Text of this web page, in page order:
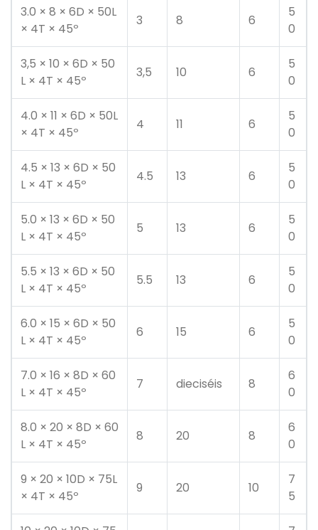
3.0 × 8 × 6D × 50L
× 4T × 45º
3 8 6
5
0
3,5 × 10 × 6D × 50
L × 4T × 45º
3,5 10 6
5
0
4.0 × 11 × 6D × 50L
× 4T × 45º
4 11 6
5
0
4.5 × 13 × 6D × 50
L × 4T × 45º
4.5 13 6
5
0
5.0 × 13 × 6D × 50
L × 4T × 45º
5 13 6
5
0
5.5 × 13 × 6D × 50
L × 4T × 45º
5.5 13 6
5
0
6.0 × 15 × 6D × 50
L × 4T × 45º
6 15 6
5
0
7.0 × 16 × 8D × 60
L × 4T × 45º
7 dieciséis 8
6
0
8.0 × 20 × 8D × 60
L × 4T × 45º
8 20 8
6
0
9 × 20 × 10D × 75L
× 4T × 45º
9 20 10
7
5